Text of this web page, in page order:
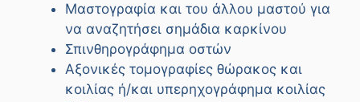
Μαστογραφία και του άλλου μαστού για
να αναζητήσει σημάδια καρκίνου
Σπινθηρογράφημα οστών
Αξονικές τομογραφίες θώρακος και
κοιλίας ή/και υπερηχογράφημα κοιλίας